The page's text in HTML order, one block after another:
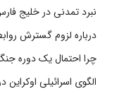
نبرد تمدنی در خلیج
درباره لزوم گسترش
چرا احتمال یک دوره
الگوی اسرائیلی اوکراین